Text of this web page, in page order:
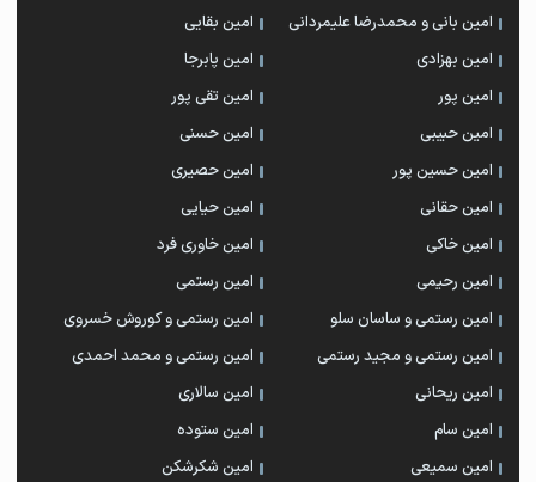
امین بانی و محمدرضا علیمردانی
امین بقایی
امین بهزادی
امین پابرجا
امین پور
امین تقی پور
امین حبیبی
امین حسنی
امین حسین پور
امین حصیری
امین حقانی
امین حیایی
امین خاکی
امین خاوری فرد
امین رحیمی
امین رستمی
امین رستمی و ساسان سلو
امین رستمی و کوروش خسروی
امین رستمی و مجید رستمی
امین رستمی و محمد احمدی
امین ریحانی
امین سالاری
امین سام
امین ستوده
امین سمیعی
امین شکرشکن